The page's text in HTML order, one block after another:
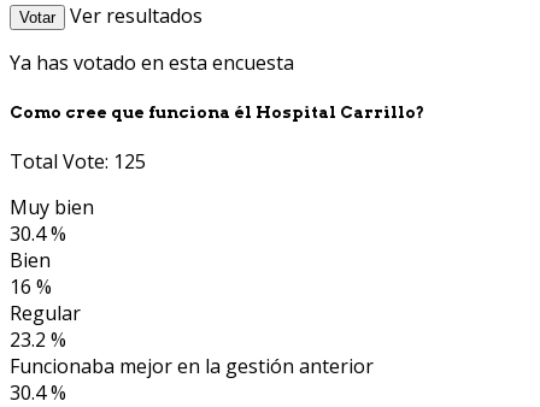
Votar
Ver resultados
Ya has votado en esta encuesta
Como cree que funciona él Hospital Carrillo?
Total Vote: 125
Muy bien
30.4 %
Bien
16 %
Regular
23.2 %
Funcionaba mejor en la gestión anterior
30.4 %